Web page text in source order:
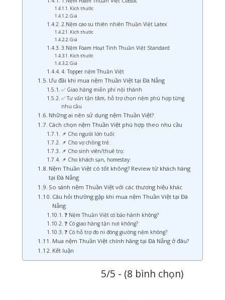
Kích thước
Giá
2.Nệm cao su thiên nhiên Thuần Việt Latex
Kích thước
Giá
3.Nệm Foam Hoạt Tính Thuần Việt Standard
Kích thước
Giá
4. Topper nệm Thuần Việt
Ưu đãi khi mua nệm Thuần Việt tại Đà Nẵng
✅ Giao hàng miễn phí nội thành
✅ Tư vấn tận tâm, hỗ trợ chọn nệm phù hợp từng
nhu cầu
Những ai nên sử dụng nệm Thuần Việt?
Cách chọn nệm Thuần Việt phù hợp theo nhu cầu
📌 Cho người lớn tuổi:
📌 Cho vợ chồng trẻ:
📌 Cho sinh viên/thuê trọ:
📌 Cho khách sạn, homestay:
Nệm Thuần Việt có tốt không? Review từ khách hàng
tại Đà Nẵng
So sánh nệm Thuần Việt với các thương hiệu khác
Câu hỏi thường gặp khi mua nệm Thuần Việt tại Đà
Nẵng
❓ Nệm Thuần Việt có bảo hành không?
❓ Có giao hàng tận nơi không?
❓ Có hỗ trợ đo ni đóng giường nệm không?
Mua nệm Thuần Việt chính hãng tại Đà Nẵng ở đâu?
Kết luận
5/5 - (8 bình chọn)